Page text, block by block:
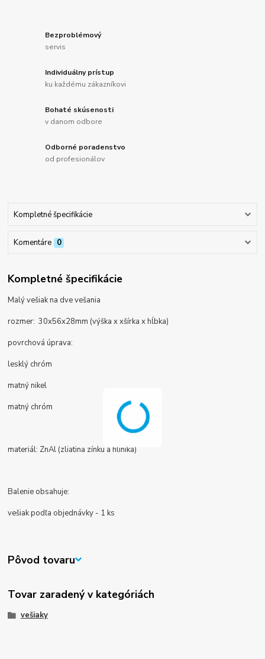
Bezproblémový
servis
Individuálny prístup
ku každému zákazníkovi
Bohaté skúsenosti
v danom odbore
Odborné poradenstvo
od profesionálov
Kompletné špecifikácie
Komentáre 0
Kompletné špecifikácie
Malý vešiak na dve vešania
rozmer: 30x56x28mm (výška x xšírka x hĺbka)
povrchová úprava:
lesklý chróm
matný nikel
matný chróm
materiál: ZnAl (zliatina zínku a hliníka)
Balenie obsahuje:
vešiak podľa objednávky - 1 ks
Pôvod tovaru
Tovar zaradený v kategóriách
vešiaky